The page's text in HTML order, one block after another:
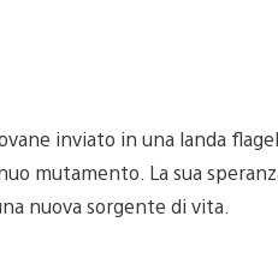
inviato in una landa
mutamento. La sua
nuova sorgente di vita.